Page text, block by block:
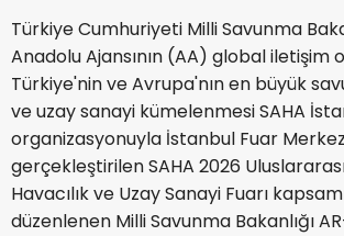
Türkiye Cumhuriyeti Milli Savunma
Anadolu Ajansının (AA) global iletişim
Türkiye'nin ve Avrupa'nın en büyük
ve uzay sanayi kümelenmesi SAHA
organizasyonuyla İstanbul Fuar
gerçekleştirilen SAHA 2026
Havacılık ve Uzay Sanayi Fuarı
düzenlenen Milli Savunma Bakanlığı